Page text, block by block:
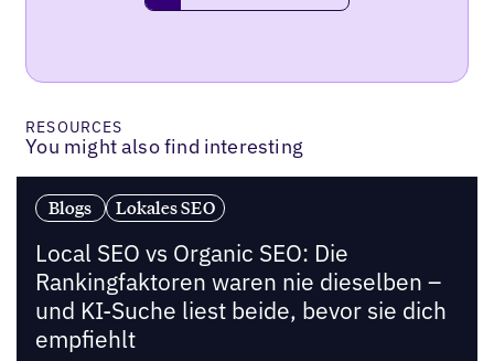
RESOURCES
You might also find interesting
Blogs Lokales SEO
Local SEO vs Organic SEO: Die
Rankingfaktoren waren nie dieselben –
und KI-Suche liest beide, bevor sie dich
empfiehlt